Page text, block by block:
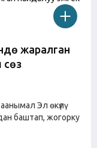
жаралган
сөз
Эл өкүлү
баштап, жогорку